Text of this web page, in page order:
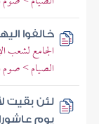
خالفوا
الجامع لشعب
الصيام > صوم
لئن بقيت
يوم